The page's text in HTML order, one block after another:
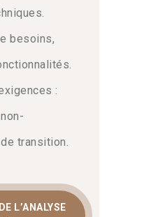
métier avec
une
exigences
besoins,
:
transition.
L’ANALYSE